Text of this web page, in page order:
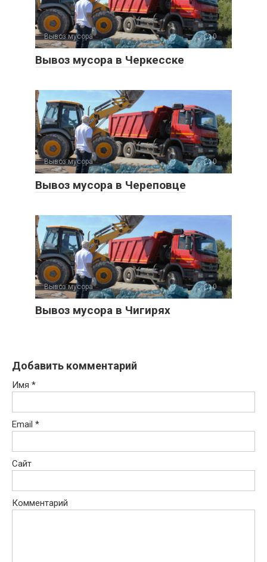
Вывоз мусора 0
Вывоз мусора в Черкесске
Вывоз мусора 0
Вывоз мусора в Череповце
Вывоз мусора 0
Вывоз мусора в Чигирях
Добавить комментарий
Имя *
Email *
Сайт
Комментарий